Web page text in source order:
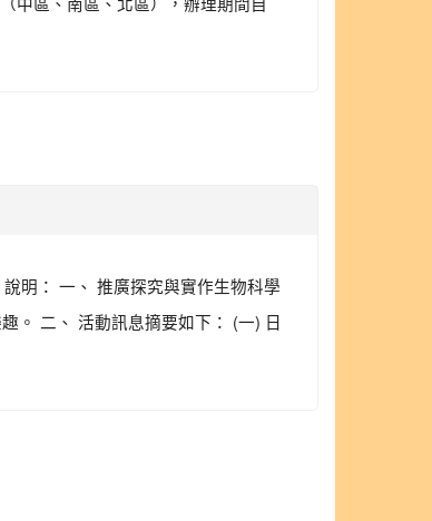
明： 一、 推廣探究與實作生物科學
。 二、 活動訊息摘要如下： (一) 日